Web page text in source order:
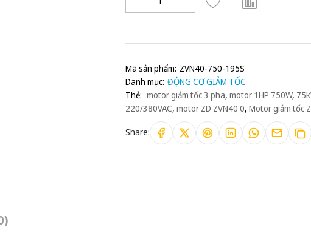
Mã sản phẩm: ZVN40-750-195S
Danh mục: ĐỘNG CƠ GIẢM TỐC
Thẻ: motor giảm tốc 3 pha, motor 1HP 750W,
220/380VAC, motor ZD ZVN40 0, Motor giảm tốc
Share: